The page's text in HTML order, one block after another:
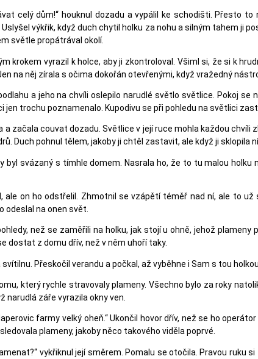
celý dům!“ houknul dozadu a vypálil ke schodišti. Přesto
výkřik, když duch chytil holku za nohu a silným tahem ji
světle propátrával okolí.
krokem vyrazil k holce, aby ji zkontroloval. Všiml si, že si k
na něj zírala s očima dokořán otevřenými, když vražedný
a jeho na chvíli oslepilo narudlé světlo světlice. Pokoj se
jen trochu poznamenalo. Kupodivu se při pohledu na světlici
a začala couvat dozadu. Světlice v její ruce mohla každou
Duch pohnul tělem, jakoby ji chtěl zastavit, ale když ji sklopila
byl svázaný s tímhle domem. Nasrala ho, že to tu malou
ale on ho odstřelil. Zhmotnil se vzápětí téměř nad ní, ale to
odeslal na onen svět.
než se zaměřili na holku, jak stojí u ohně, jehož
dostat z domu dřív, než v něm uhoří taky.
Přeskočil verandu a počkal, až vyběhne i Sam s tou holkou.
který rychle stravovaly plameny. Všechno bylo za roky
záře vyrazila okny ven.
farmy velký oheň.“ Ukončil hovor dřív, než se ho
plameny, jakoby něco takového viděla poprvé.
vykřiknul její směrem. Pomalu se otočila. Pravou ruku